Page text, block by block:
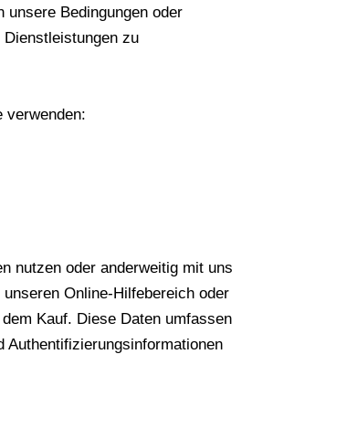
unsere Bedingungen oder
zu
verwenden:
nutzen oder anderweitig mit uns
Online-Hilfebereich oder
Kauf. Diese Daten umfassen
Authentifizierungsinformationen